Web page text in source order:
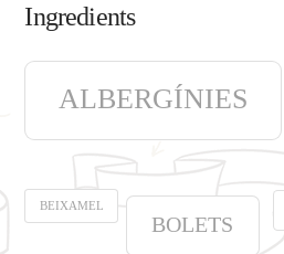
Ingredients
ALBERGÍNIES
BEIXAMEL
BOLETS